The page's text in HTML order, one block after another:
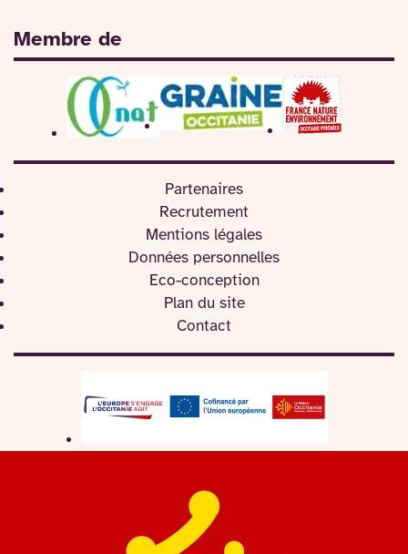
Membre de
Partenaires
Recrutement
Mentions légales
Données personnelles
Eco-conception
Plan du site
Contact